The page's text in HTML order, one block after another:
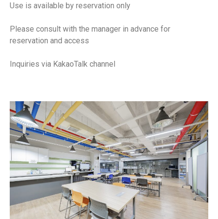
Use is available by reservation only
Please consult with the manager in advance for
reservation and access
Inquiries via KakaoTalk channel